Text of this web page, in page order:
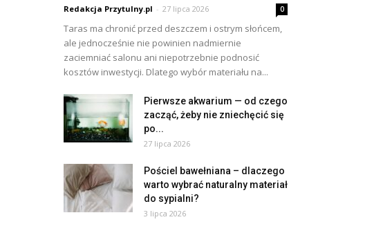
Redakcja Przytulny.pl - 27 lipca 2026 0
Taras ma chronić przed deszczem i ostrym słońcem,
ale jednocześnie nie powinien nadmiernie
zaciemniać salonu ani niepotrzebnie podnosić
kosztów inwestycji. Dlatego wybór materiału na...
Pierwsze akwarium — od czego
zacząć, żeby nie zniechęcić się
po...
27 lipca 2026
Pościel bawełniana – dlaczego
warto wybrać naturalny materiał
do sypialni?
3 lipca 2026